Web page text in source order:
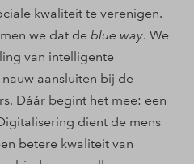
kwaliteit te verenigen.
we dat de blue way. We
van intelligente
aansluiten bij de
Dáár begint het mee: een
dient de mens
betere kwaliteit van